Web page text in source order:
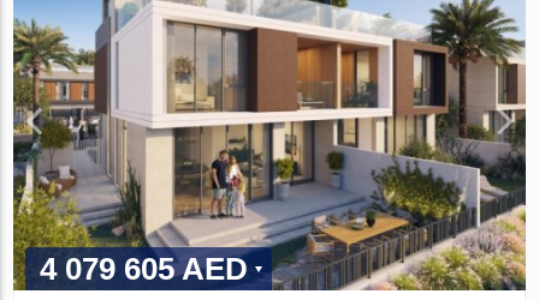
4 079 605 AED